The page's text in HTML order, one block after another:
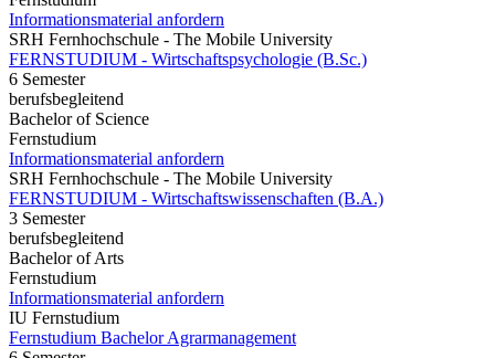
Informationsmaterial anfordern
SRH Fernhochschule - The Mobile University
FERNSTUDIUM - Wirtschaftspsychologie (B.Sc.)
6 Semester
berufsbegleitend
Bachelor of Science
Fernstudium
Informationsmaterial anfordern
SRH Fernhochschule - The Mobile University
FERNSTUDIUM - Wirtschaftswissenschaften (B.A.)
3 Semester
berufsbegleitend
Bachelor of Arts
Fernstudium
Informationsmaterial anfordern
IU Fernstudium
Fernstudium Bachelor Agrarmanagement